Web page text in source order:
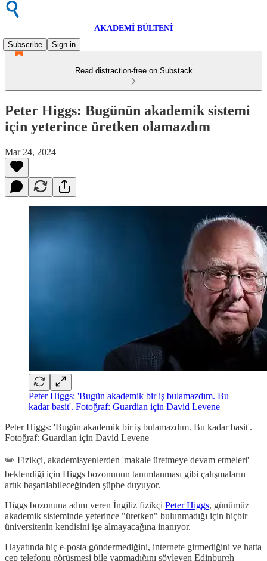
AKADEMİ BÜLTENİ
Subscribe
Sign in
Read distraction-free on Substack
Peter Higgs: Bugünün akademik sistemi
için yeterince üretken olamazdım
Mar 24, 2024
Peter Higgs: 'Bugün akademik bir iş bulamazdım. Bu
kadar basit'. Fotoğraf: Guardian için David Levene
Peter Higgs: 'Bugün akademik bir iş bulamazdım. Bu kadar basit'.
Fotoğraf: Guardian için David Levene
✏️ Fizikçi, akademisyenlerden 'makale üretmeye devam etmeleri'
beklendiği için Higgs bozonunun tanımlanması gibi çalışmaların
artık başarılabileceğinden şüphe duyuyor.
Higgs bozonuna adını veren İngiliz fizikçi Peter Higgs, günümüz
akademik sisteminde yeterince "üretken" bulunmadığı için hiçbir
üniversitenin kendisini işe almayacağına inanıyor.
Hayatında hiç e-posta göndermediğini, internete girmediğini ve hatta
cep telefonu görüşmesi bile yapmadığını söyleyen Edinburgh